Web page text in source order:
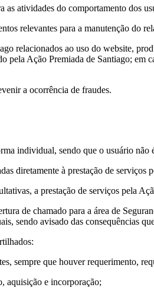
as atividades do comportamento dos
relevantes para a manutenção do
relacionados ao uso do website,
Ação Premiada de Santiago; em
a ocorrência de fraudes.
individual, sendo que o usuário não
diretamente à prestação de
a prestação de serviços pela
de chamado para a área de
sendo avisado das consequências
sempre que houver requerimento,
aquisição e incorporação;